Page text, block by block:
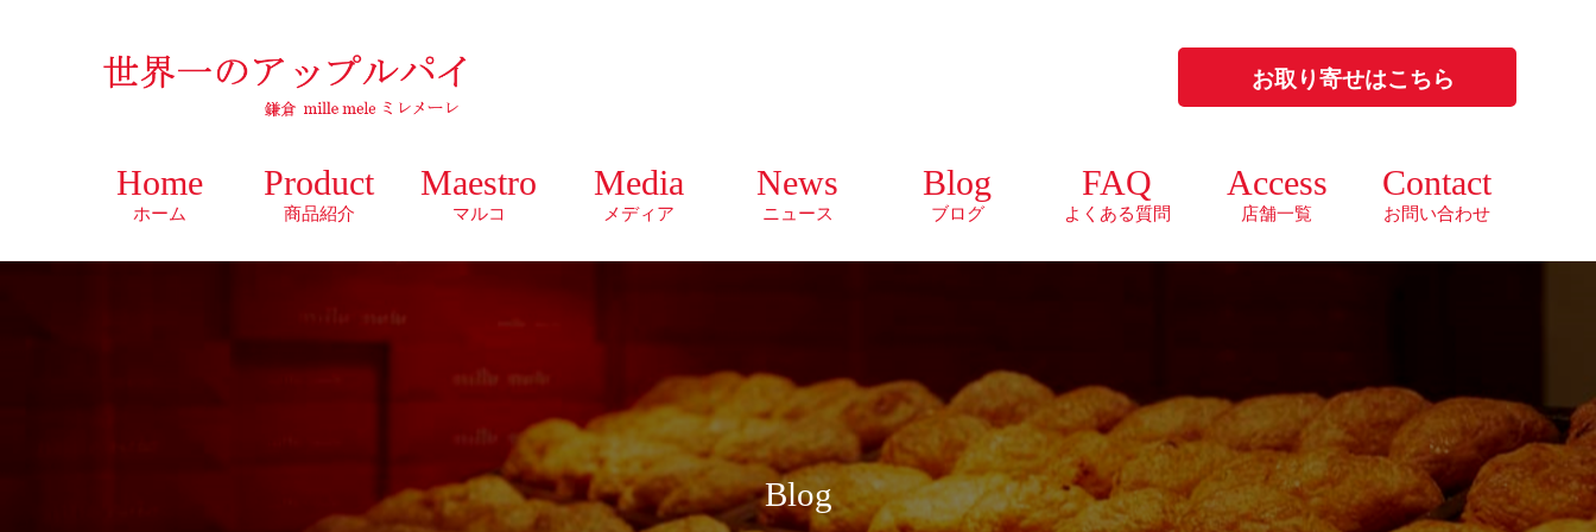
お取り寄せはこちら
Home
ホーム
Product
商品紹介
Maestro
マルコ
Media
メディア
News
ニュース
Blog
ブログ
FAQ
よくある質問
Access
店舗一覧
Contact
お問い合わせ
Blog